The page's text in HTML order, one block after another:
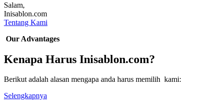
Salam,
Inisablon.com
Tentang Kami
Our Advantages
Kenapa Harus Inisablon.com?
Berikut adalah alasan mengapa anda harus memilih kami:
Selengkapnya